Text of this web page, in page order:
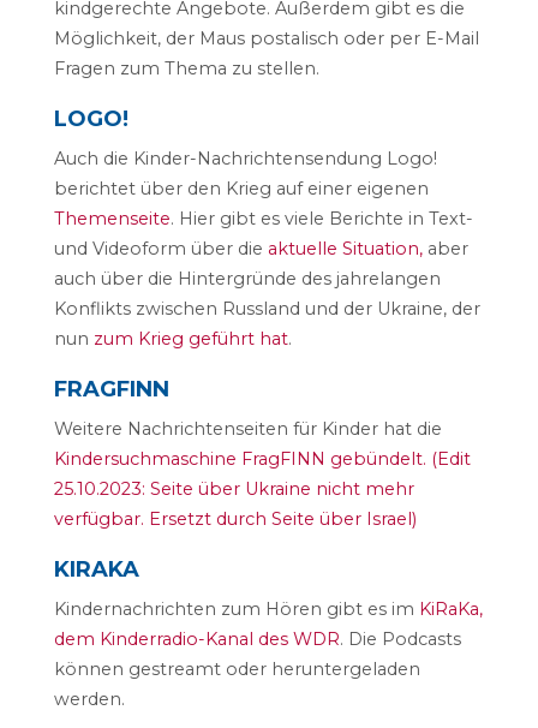
kindgerechte Angebote. Außerdem gibt es die
Möglichkeit, der Maus postalisch oder per E-Mail
Fragen zum Thema zu stellen.
LOGO!
Auch die Kinder-Nachrichtensendung Logo!
berichtet über den Krieg auf einer eigenen
Themenseite. Hier gibt es viele Berichte in Text-
und Videoform über die aktuelle Situation,aber
auch über die Hintergründe des jahrelangen
Konflikts zwischen Russland und der Ukraine, der
nun zum Krieg geführt hat.
FRAGFINN
Weitere Nachrichtenseiten für Kinder hat die
Kindersuchmaschine FragFINN gebündelt. (Edit
25.10.2023: Seite über Ukraine nicht mehr
verfügbar. Ersetzt durch Seite über Israel)
KIRAKA
Kindernachrichten zum Hören gibt es im KiRaKa,
dem Kinderradio-Kanal des WDR. Die Podcasts
können gestreamt oder heruntergeladen
werden.